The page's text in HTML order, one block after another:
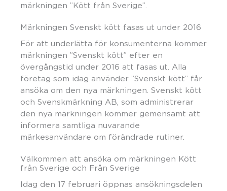
märkningen ”Kött från Sverige”.
Märkningen Svenskt kött fasas ut under 2016
För att underlätta för konsumenterna kommer
märkningen ”Svenskt kött” efter en
övergångstid under 2016 att fasas ut. Alla
företag som idag använder ”Svenskt kött” får
ansöka om den nya märkningen. Svenskt kött
och Svenskmärkning AB, som administrerar
den nya märkningen kommer gemensamt att
informera samtliga nuvarande
märkesanvändare om förändrade rutiner.
Välkommen att ansöka om märkningen Kött
från Sverige och Från Sverige
Idag den 17 februari öppnas ansökningsdelen